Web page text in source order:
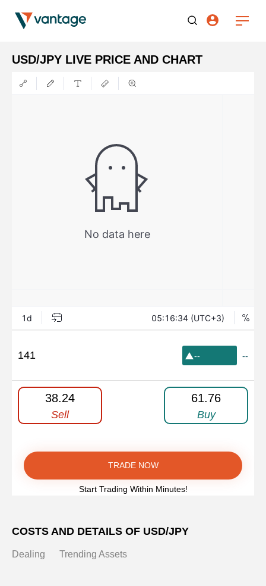
USD/JPY LIVE PRICE AND CHART
141 -- --
38.24
Sell
61.76
Buy
TRADE NOW
Start Trading Within Minutes!
COSTS AND DETAILS OF USD/JPY
Dealing Trending Assets